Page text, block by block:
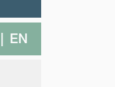
EN